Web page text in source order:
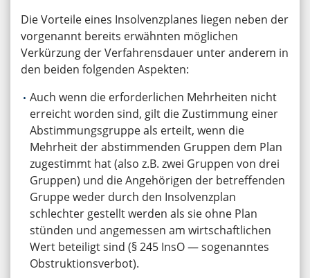
Die Vorteile eines Insolvenzplanes liegen neben der
vorgenannt bereits erwähnten möglichen
Verkürzung der Verfahrensdauer unter anderem in
den beiden folgenden Aspekten:
Auch wenn die erforderlichen Mehrheiten nicht
erreicht worden sind, gilt die Zustimmung einer
Abstimmungsgruppe als erteilt, wenn die
Mehrheit der abstimmenden Gruppen dem Plan
zugestimmt hat (also z.B. zwei Gruppen von drei
Gruppen) und die Angehörigen der betreffenden
Gruppe weder durch den Insolvenzplan
schlechter gestellt werden als sie ohne Plan
stünden und angemessen am wirtschaftlichen
Wert beteiligt sind (§ 245 InsO — sogenanntes
Obstruktionsverbot).